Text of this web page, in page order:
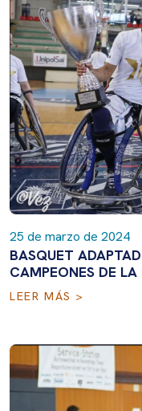
25 de marzo de 2024
BASQUET
CAMPEONES DE
LEER MÁS >